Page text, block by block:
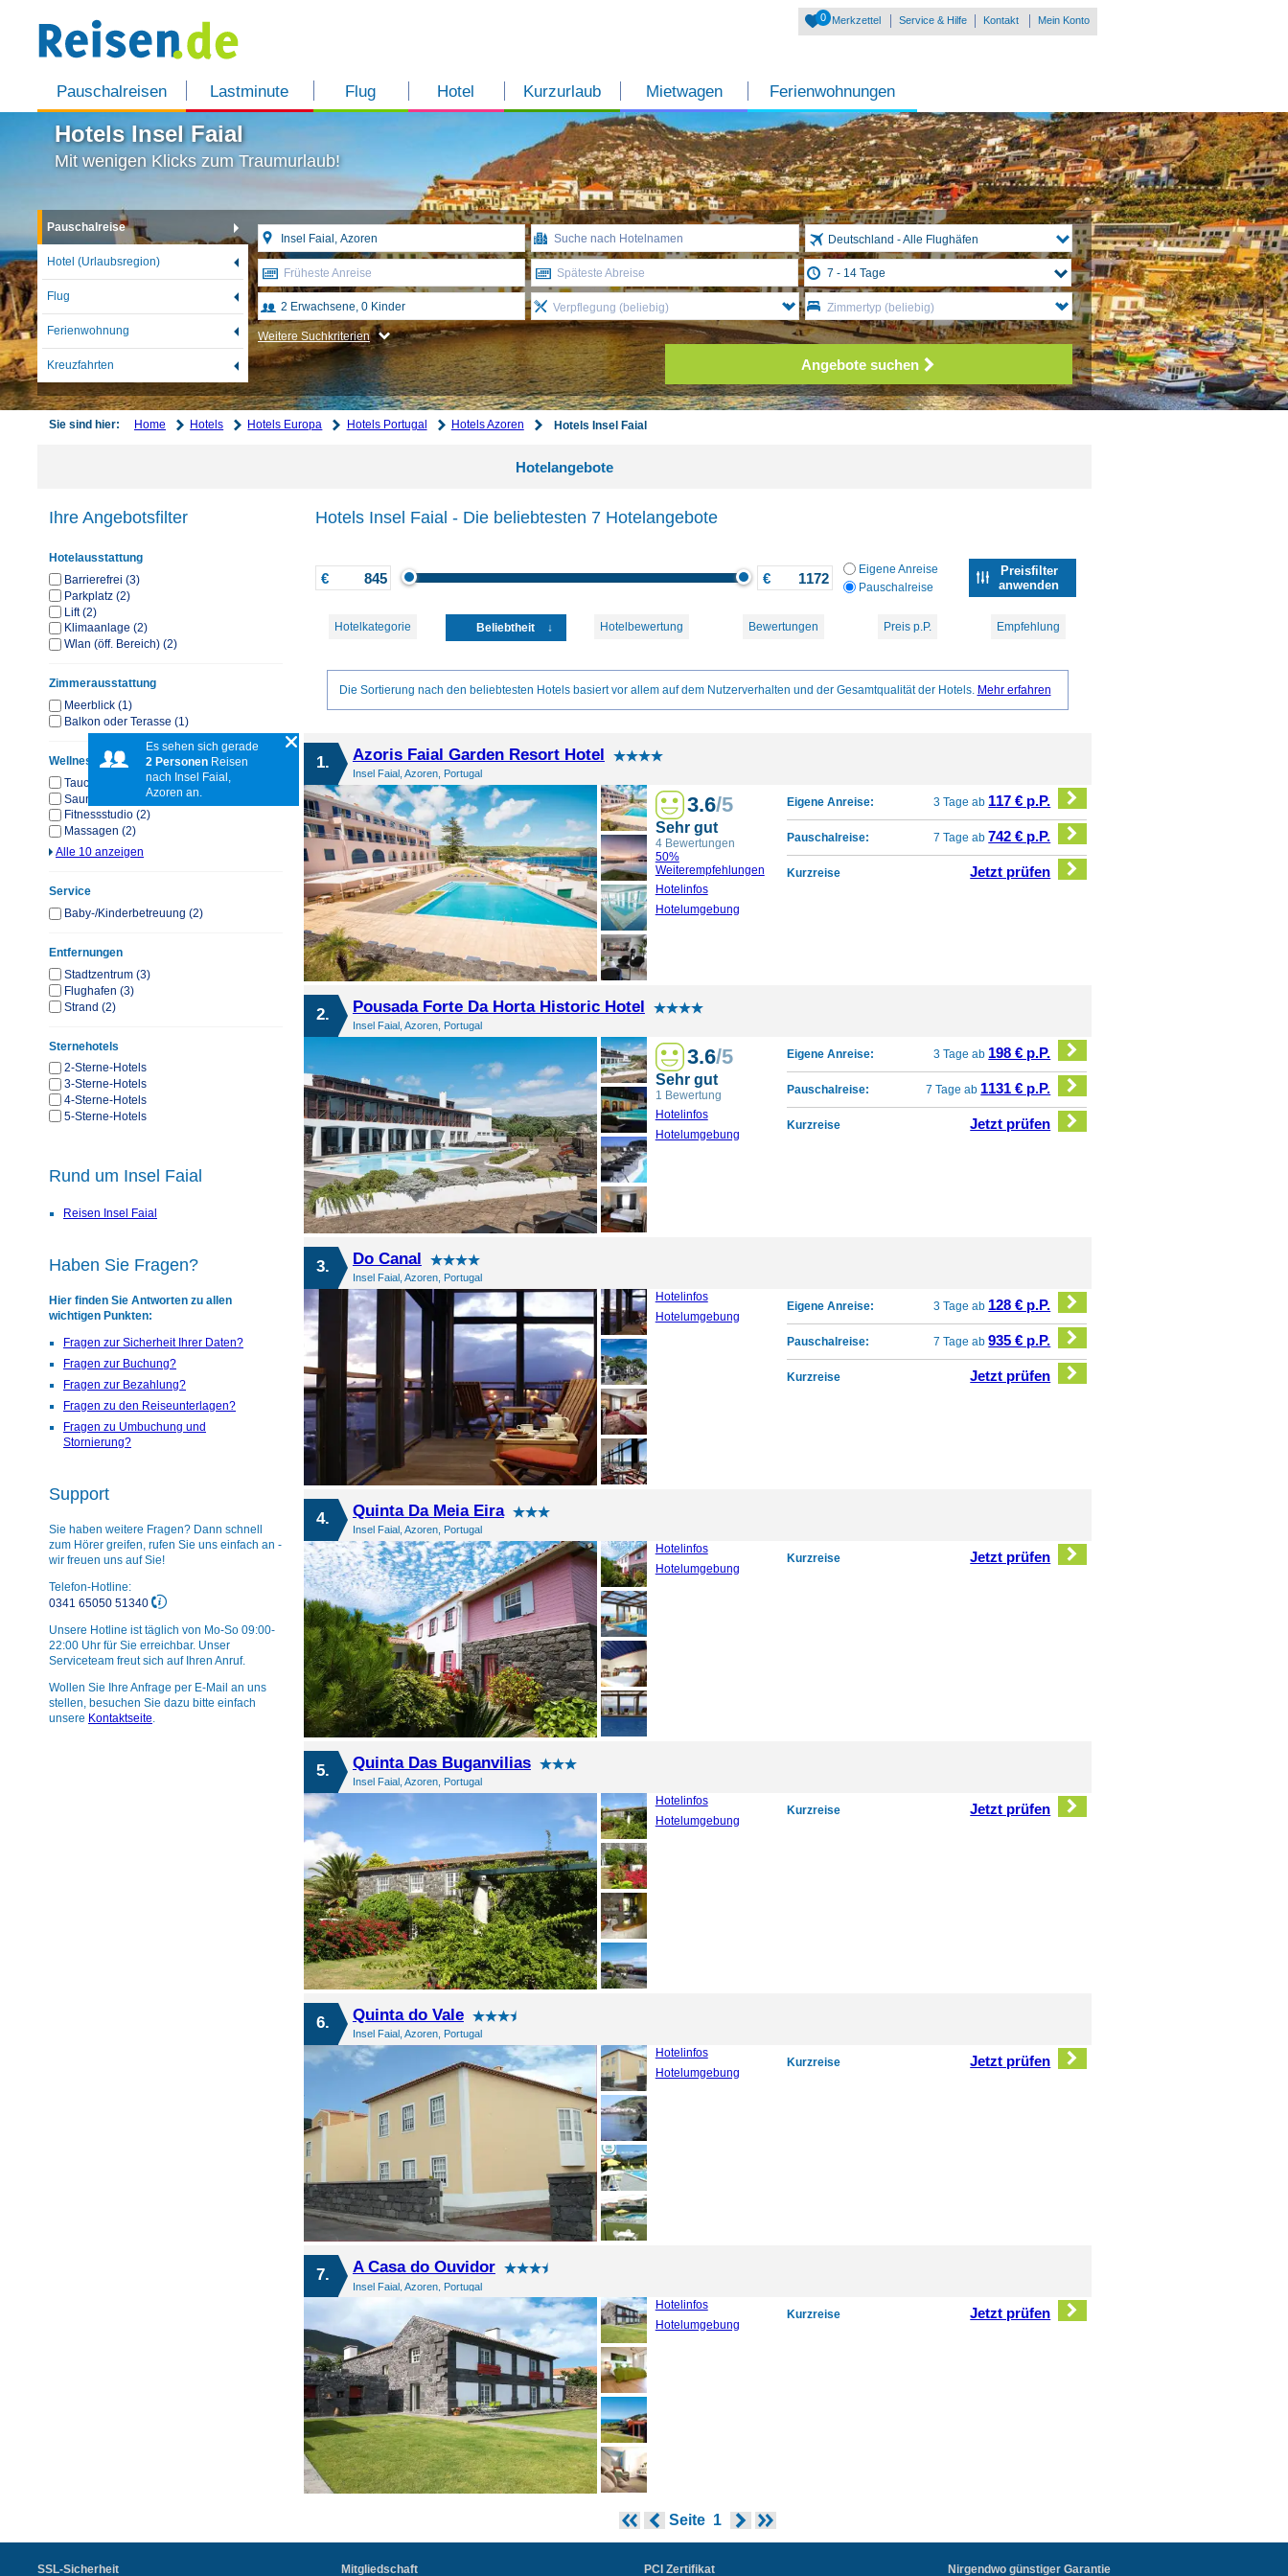
Pauschalreisen Lastminute Flug Hotel Kurzurlaub Mietwagen Ferienwohnungen
0 Merkzettel Service & Hilfe Kontakt Mein Konto
Hotels Insel Faial
Mit wenigen Klicks zum Traumurlaub!
Pauschalreise
Hotel (Urlaubsregion)
Flug
Ferienwohnung
Kreuzfahrten
Deutschland - Alle Flughäfen
Früheste Anreise Späteste Abreise
Verpflegung (beliebig) Zimmertyp (beliebig)
Weitere Suchkriterien
Angebote suchen
Sie sind hier: Home Hotels Hotels Europa Hotels Portugal Hotels Azoren Hotels Insel Faial
Hotelangebote
Hotels Insel Faial - Die beliebtesten 7 Hotelangebote
€ €
Eigene Anreise
Pauschalreise
Preisfilter
anwenden
Hotelkategorie Beliebtheit Hotelbewertung Bewertungen Preis p.P. Empfehlung
Die Sortierung nach den beliebtesten Hotels basiert vor allem auf dem Nutzerverhalten und der Gesamtqualität der Hotels. Mehr erfahren
1. Azoris Faial Garden Resort Hotel
Insel Faial, Azoren, Portugal
3.6/5
Sehr gut
4 Bewertungen
50%
Weiterempfehlungen
Hotelinfos
Hotelumgebung
Eigene Anreise: 3 Tage ab 117 € p.P.
Pauschalreise: 7 Tage ab 742 € p.P.
Kurzreise Jetzt prüfen
2. Pousada Forte Da Horta Historic Hotel
Insel Faial, Azoren, Portugal
3.6/5
Sehr gut
1 Bewertung
Hotelinfos
Hotelumgebung
Eigene Anreise: 3 Tage ab 198 € p.P.
Pauschalreise: 7 Tage ab 1131 € p.P.
Kurzreise Jetzt prüfen
3. Do Canal
Insel Faial, Azoren, Portugal
Hotelinfos
Hotelumgebung
Eigene Anreise: 3 Tage ab 128 € p.P.
Pauschalreise: 7 Tage ab935 € p.P.
Kurzreise Jetzt prüfen
4. Quinta Da Meia Eira
Insel Faial, Azoren, Portugal
Hotelinfos
Hotelumgebung
Kurzreise Jetzt prüfen
5. Quinta Das Buganvilias
Insel Faial, Azoren, Portugal
Hotelinfos
Hotelumgebung
Kurzreise Jetzt prüfen
6. Quinta do Vale
Insel Faial, Azoren, Portugal
Hotelinfos
Hotelumgebung
Kurzreise Jetzt prüfen
7. A Casa do Ouvidor
Insel Faial, Azoren, Portugal
Hotelinfos
Hotelumgebung
Kurzreise Jetzt prüfen
Es sehen sich gerade
2 Personen Reisen
nach Insel Faial,
Azoren an.
Seite 1
Ihre Angebotsfilter
Hotelausstattung
Barrierefrei (3)
Parkplatz (2)
Lift (2)
Klimaanlage (2)
Wlan (öff. Bereich) (2)
Zimmerausstattung
Meerblick (1)
Balkon oder Terasse (1)
Wellness & Sport
Tauchen & Schnorcheln (3)
Sauna (2)
Fitnessstudio (2)
Massagen (2)
Alle 10 anzeigen
Service
Baby-/Kinderbetreuung (2)
Entfernungen
Stadtzentrum (3)
Flughafen (3)
Strand (2)
Sternehotels
2-Sterne-Hotels
3-Sterne-Hotels
4-Sterne-Hotels
5-Sterne-Hotels
Rund um Insel Faial
Reisen Insel Faial
Haben Sie Fragen?
Hier finden Sie Antworten zu allen
wichtigen Punkten:
Fragen zur Sicherheit Ihrer Daten?
Fragen zur Buchung?
Fragen zur Bezahlung?
Fragen zu den Reiseunterlagen?
Fragen zu Umbuchung und
Stornierung?
Support
Sie haben weitere Fragen? Dann schnell
zum Hörer greifen, rufen Sie uns einfach an -
wir freuen uns auf Sie!
Telefon-Hotline:
0341 65050 51340
Unsere Hotline ist täglich von Mo-So 09:00-
22:00 Uhr für Sie erreichbar. Unser
Serviceteam freut sich auf Ihren Anruf.
Wollen Sie Ihre Anfrage per E-Mail an uns
stellen, besuchen Sie dazu bitte einfach
unsere Kontaktseite.
SSL-Sicherheit Mitgliedschaft PCI Zertifikat Nirgendwo günstiger Garantie